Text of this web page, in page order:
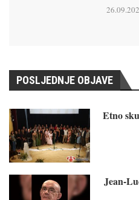
POSLJEDNJE OBJAVE
Etno
Jean-